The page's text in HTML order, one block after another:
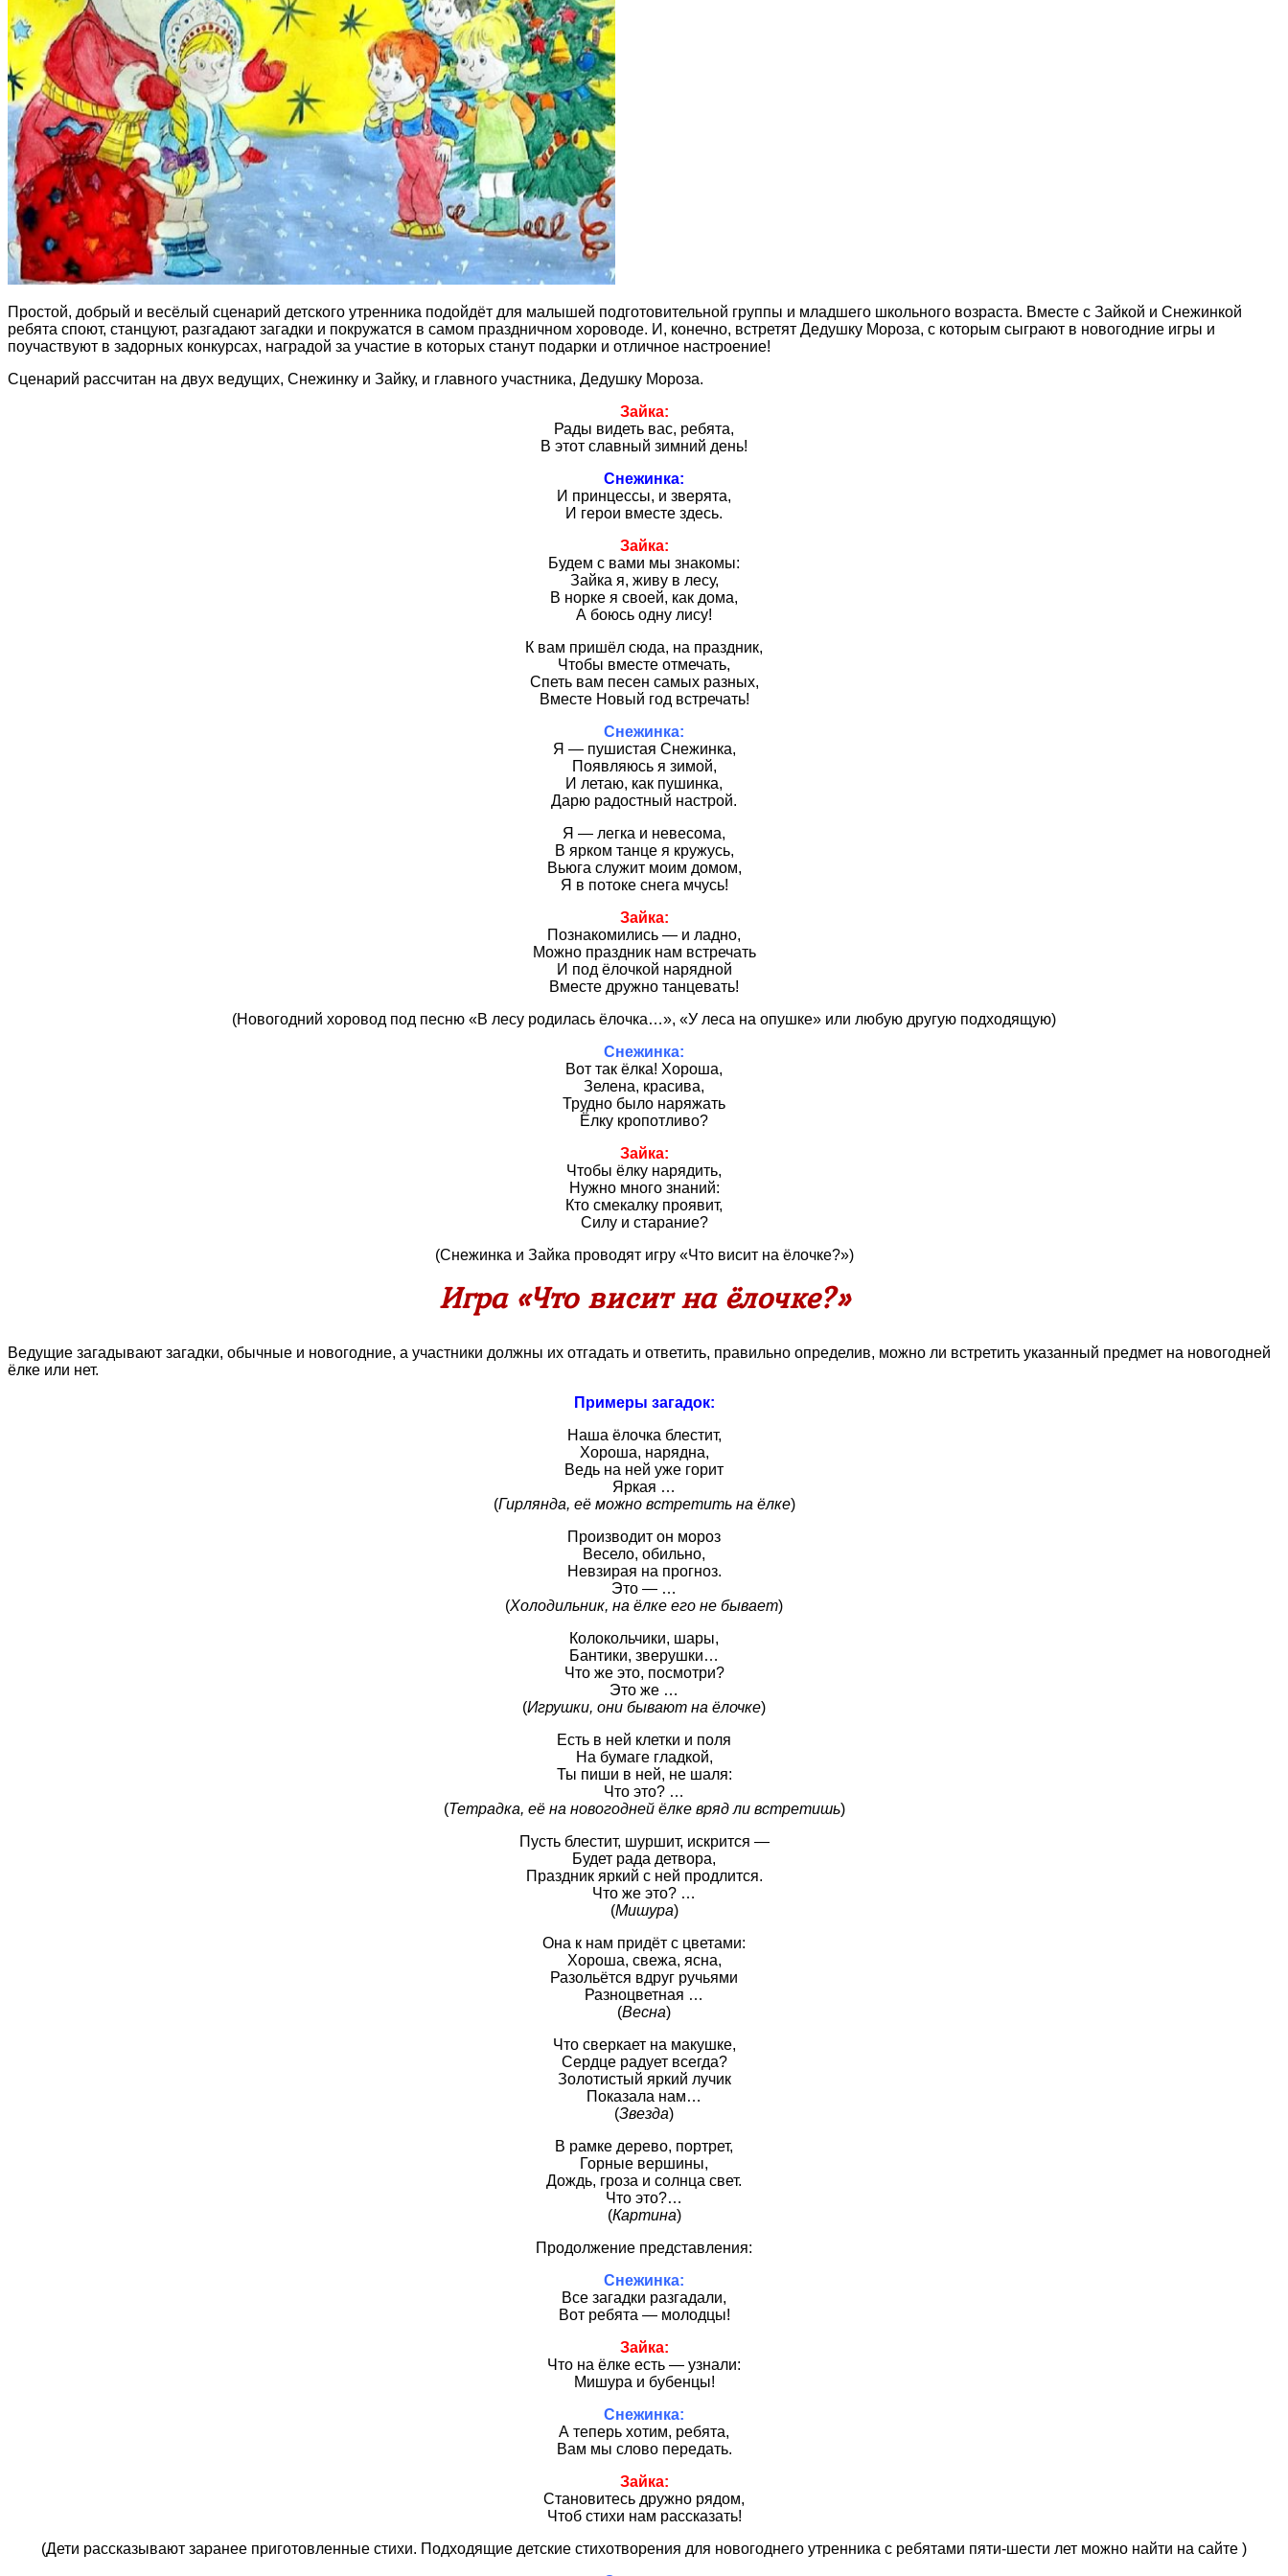
Простой, добрый и весёлый сценарий детского утренника подойдёт для малышей подготовительной группы и младшего школьного возраста. Вместе с Зайкой и Снежинкой
ребята споют, станцуют, разгадают загадки и покружатся в самом праздничном хороводе. И, конечно, встретят Дедушку Мороза, с которым сыграют в новогодние игры и
поучаствуют в задорных конкурсах, наградой за участие в которых станут подарки и отличное настроение!
Сценарий рассчитан на двух ведущих, Снежинку и Зайку, и главного участника, Дедушку Мороза.
Зайка:
Рады видеть вас, ребята,
В этот славный зимний день!
Снежинка:
И принцессы, и зверята,
И герои вместе здесь.
Зайка:
Будем с вами мы знакомы:
Зайка я, живу в лесу,
В норке я своей, как дома,
А боюсь одну лису!
К вам пришёл сюда, на праздник,
Чтобы вместе отмечать,
Спеть вам песен самых разных,
Вместе Новый год встречать!
Снежинка:
Я — пушистая Снежинка,
Появляюсь я зимой,
И летаю, как пушинка,
Дарю радостный настрой.
Я — легка и невесома,
В ярком танце я кружусь,
Вьюга служит моим домом,
Я в потоке снега мчусь!
Зайка:
Познакомились — и ладно,
Можно праздник нам встречать
И под ёлочкой нарядной
Вместе дружно танцевать!
(Новогодний хоровод под песню «В лесу родилась ёлочка…», «У леса на опушке» или любую другую подходящую)
Снежинка:
Вот так ёлка! Хороша,
Зелена, красива,
Трудно было наряжать
Ёлку кропотливо?
Зайка:
Чтобы ёлку нарядить,
Нужно много знаний:
Кто смекалку проявит,
Силу и старание?
(Снежинка и Зайка проводят игру «Что висит на ёлочке?»)
Игра «Что висит на ёлочке?»
Ведущие загадывают загадки, обычные и новогодние, а участники должны их отгадать и ответить, правильно определив, можно ли встретить указанный предмет на новогодней
ёлке или нет.
Примеры загадок:
Наша ёлочка блестит,
Хороша, нарядна,
Ведь на ней уже горит
Яркая …
(Гирлянда, её можно встретить на ёлке)
Производит он мороз
Весело, обильно,
Невзирая на прогноз.
Это — …
(Холодильник, на ёлке его не бывает)
Колокольчики, шары,
Бантики, зверушки…
Что же это, посмотри?
Это же …
(Игрушки, они бывают на ёлочке)
Есть в ней клетки и поля
На бумаге гладкой,
Ты пиши в ней, не шаля:
Что это? …
(Тетрадка, её на новогодней ёлке вряд ли встретишь)
Пусть блестит, шуршит, искрится —
Будет рада детвора,
Праздник яркий с ней продлится.
Что же это? …
(Мишура)
Она к нам придёт с цветами:
Хороша, свежа, ясна,
Разольётся вдруг ручьями
Разноцветная …
(Весна)
Что сверкает на макушке,
Сердце радует всегда?
Золотистый яркий лучик
Показала нам…
(Звезда)
В рамке дерево, портрет,
Горные вершины,
Дождь, гроза и солнца свет.
Что это?…
(Картина)
Продолжение представления:
Снежинка:
Все загадки разгадали,
Вот ребята — молодцы!
Зайка:
Что на ёлке есть — узнали:
Мишура и бубенцы!
Снежинка:
А теперь хотим, ребята,
Вам мы слово передать.
Зайка:
Становитесь дружно рядом,
Чтоб стихи нам рассказать!
(Дети рассказывают заранее приготовленные стихи. Подходящие детские стихотворения для новогоднего утренника с ребятами пяти-шести лет можно найти на сайте )